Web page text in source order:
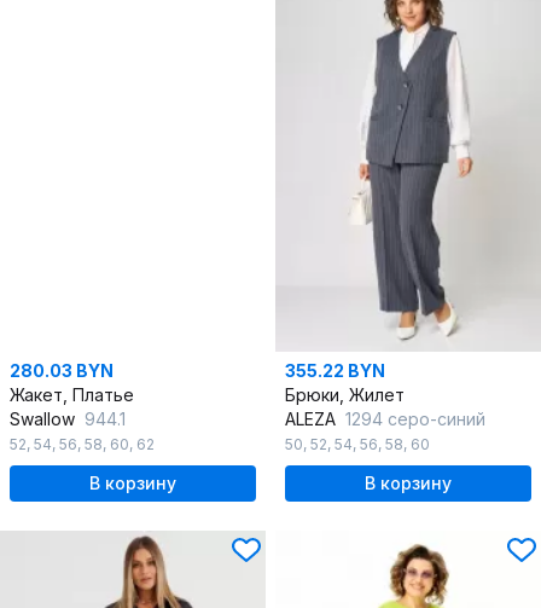
280.03 BYN
Жакет, Платье
Swallow 944.1
52, 54, 56, 58, 60, 62
В корзину
355.22 BYN
Брюки, Жилет
ALEZA 1294 серо-синий
50, 52, 54, 56, 58, 60
В корзину